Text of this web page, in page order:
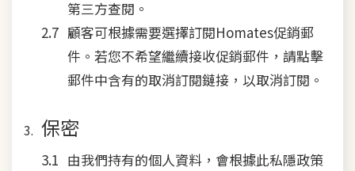
第三方查閱。
顧客可根據需要選擇訂閱Homates促銷郵
件。若您不希望繼續接收促銷郵件，請點擊
郵件中含有的取消訂閱鏈接，以取消訂閱。
保密
由我們持有的個人資料，會根據此私隱政策